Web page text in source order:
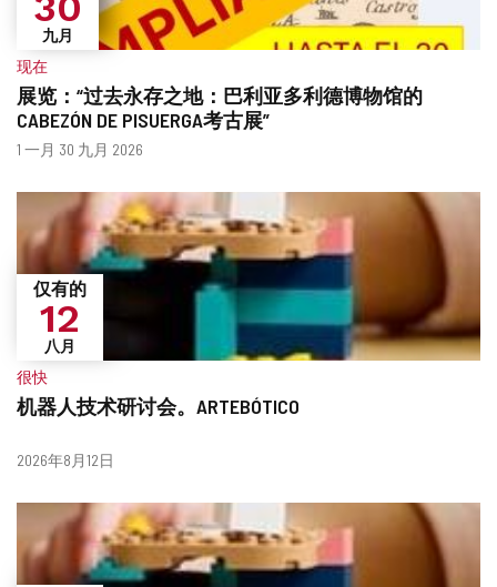
展览：“过去永存之地：巴利亚多利德博物馆的
CABEZÓN DE PISUERGA考古展”
九月
什
现在
日
1 一月 30 九月 2026
机器人技术研讨会。ARTEBÓTICO
仅有的
12
八月
什
很快
日
2026年8月12日